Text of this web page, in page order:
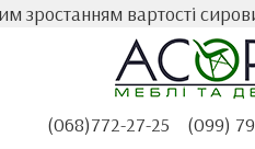
вартості
(068)772-27-25
(099)